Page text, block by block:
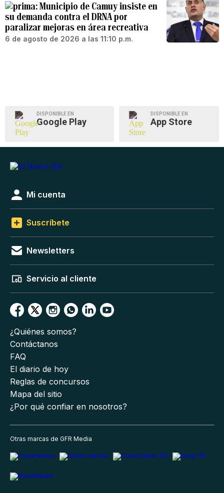
Municipio de Camuy insiste en
su demanda contra el DRNA por
paralizar mejoras en área recreativa
6 de agosto de 2026 a las 11:10 p.m.
DISPONIBLE EN
Google Play
DISPONIBLE EN
App Store
Mi cuenta
Suscríbete
Newsletters
Servicio al cliente
¿Quiénes somos?
Contáctanos
FAQ
El diario de hoy
Reglas de concursos
Mapa del sitio
¿Por qué confiar en nosotros?
Otras marcas de GFR Media